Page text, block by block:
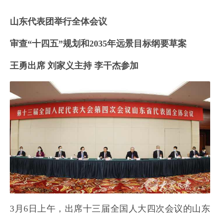
山东代表团举行全体会议
审查“十四五”规划和2035年远景目标纲要草案
王勇出席 刘家义主持 李干杰参加
3月6日上午，出席十三届全国人大四次会议的山东